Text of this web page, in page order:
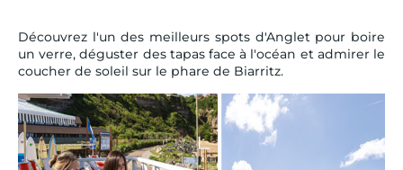
Découvrez l'un des meilleurs spots d'Anglet pour boire
un verre, déguster des tapas face à l'océan et admirer le
coucher de soleil sur le phare de Biarritz.